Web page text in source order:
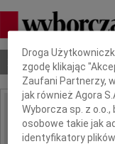
Nekrologi Odeszli
IMIĘ I NAZWISKO:
Dbamy o Twoją
Droga
zgodę klikając
Zaufani Partnerzy,
jak również Agora
Wyborcza sp. z
osobowe takie jak
identyfikatory